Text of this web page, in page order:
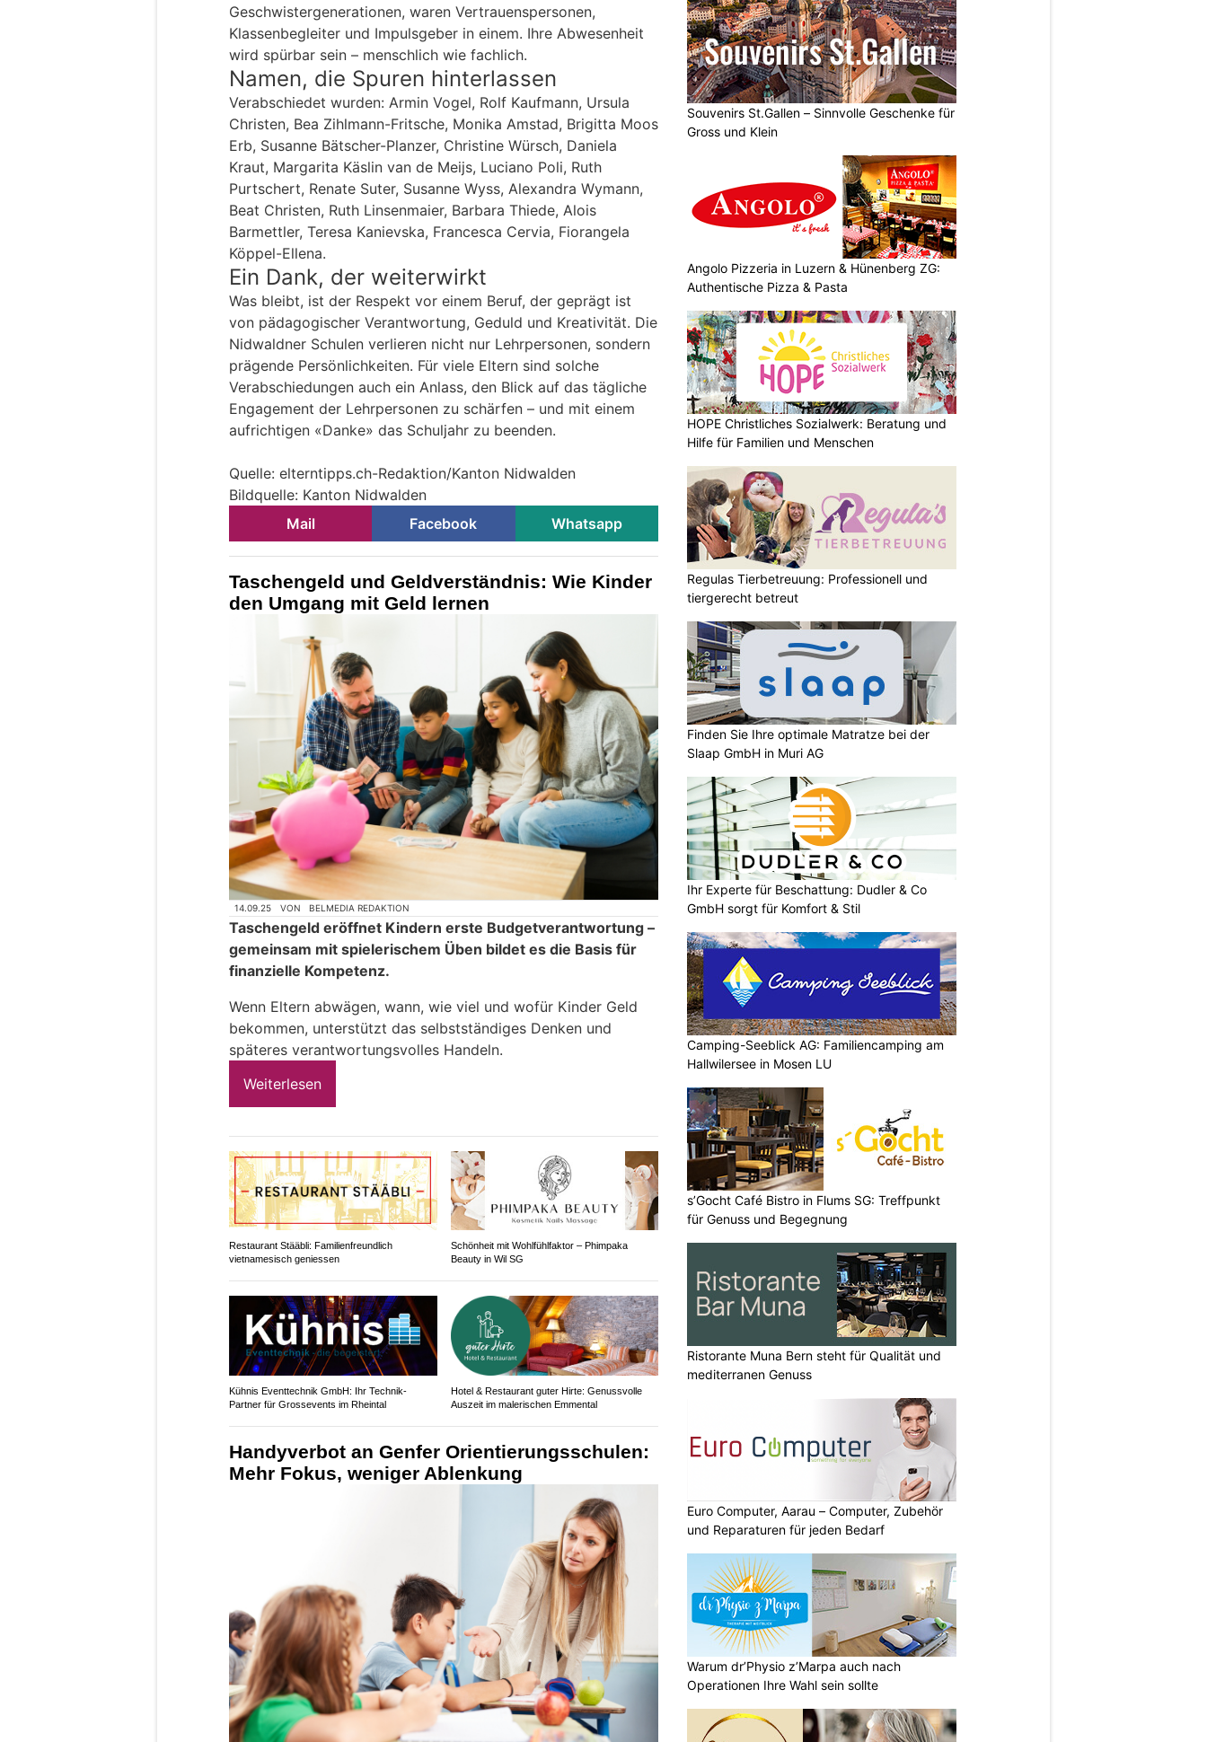
Geschwistergenerationen, waren Vertrauenspersonen,
Klassenbegleiter und Impulsgeber in einem. Ihre Abwesenheit
wird spürbar sein – menschlich wie fachlich.
Namen, die Spuren hinterlassen
Verabschiedet wurden: Armin Vogel, Rolf Kaufmann, Ursula
Christen, Bea Zihlmann-Fritsche, Monika Amstad, Brigitta Moos
Erb, Susanne Bätscher-Planzer, Christine Würsch, Daniela
Kraut, Margarita Käslin van de Meijs, Luciano Poli, Ruth
Purtschert, Renate Suter, Susanne Wyss, Alexandra Wymann,
Beat Christen, Ruth Linsenmaier, Barbara Thiede, Alois
Barmettler, Teresa Kanievska, Francesca Cervia, Fiorangela
Köppel-Ellena.
Ein Dank, der weiterwirkt
Was bleibt, ist der Respekt vor einem Beruf, der geprägt ist
von pädagogischer Verantwortung, Geduld und Kreativität. Die
Nidwaldner Schulen verlieren nicht nur Lehrpersonen, sondern
prägende Persönlichkeiten. Für viele Eltern sind solche
Verabschiedungen auch ein Anlass, den Blick auf das tägliche
Engagement der Lehrpersonen zu schärfen – und mit einem
aufrichtigen «Danke» das Schuljahr zu beenden.
Quelle: elterntipps.ch-Redaktion/Kanton Nidwalden
Bildquelle: Kanton Nidwalden
Mail
Facebook Whatsapp
Taschengeld und Geldverständnis: Wie Kinder
den Umgang mit Geld lernen
14.09.25 VON BELMEDIA REDAKTION
Taschengeld eröffnet Kindern erste Budgetverantwortung –
gemeinsam mit spielerischem Üben bildet es die Basis für
finanzielle Kompetenz.
Wenn Eltern abwägen, wann, wie viel und wofür Kinder Geld
bekommen, unterstützt das selbstständiges Denken und
späteres verantwortungsvolles Handeln.
Weiterlesen
Restaurant Stääbli: Familienfreundlich
vietnamesisch geniessen
Schönheit mit Wohlfühlfaktor – Phimpaka
Beauty in Wil SG
Kühnis Eventtechnik GmbH: Ihr Technik-
Partner für Grossevents im Rheintal
Hotel & Restaurant guter Hirte: Genussvolle
Auszeit im malerischen Emmental
Handyverbot an Genfer Orientierungsschulen:
Mehr Fokus, weniger Ablenkung
Souvenirs St.Gallen – Sinnvolle Geschenke für
Gross und Klein
Angolo Pizzeria in Luzern & Hünenberg ZG:
Authentische Pizza & Pasta
HOPE Christliches Sozialwerk: Beratung und
Hilfe für Familien und Menschen
Regulas Tierbetreuung: Professionell und
tiergerecht betreut
Finden Sie Ihre optimale Matratze bei der
Slaap GmbH in Muri AG
Ihr Experte für Beschattung: Dudler & Co
GmbH sorgt für Komfort & Stil
Camping-Seeblick AG: Familiencamping am
Hallwilersee in Mosen LU
s’Gocht Café Bistro in Flums SG: Treffpunkt
für Genuss und Begegnung
Ristorante Muna Bern steht für Qualität und
mediterranen Genuss
Euro Computer, Aarau – Computer, Zubehör
und Reparaturen für jeden Bedarf
Warum dr’Physio z’Marpa auch nach
Operationen Ihre Wahl sein sollte